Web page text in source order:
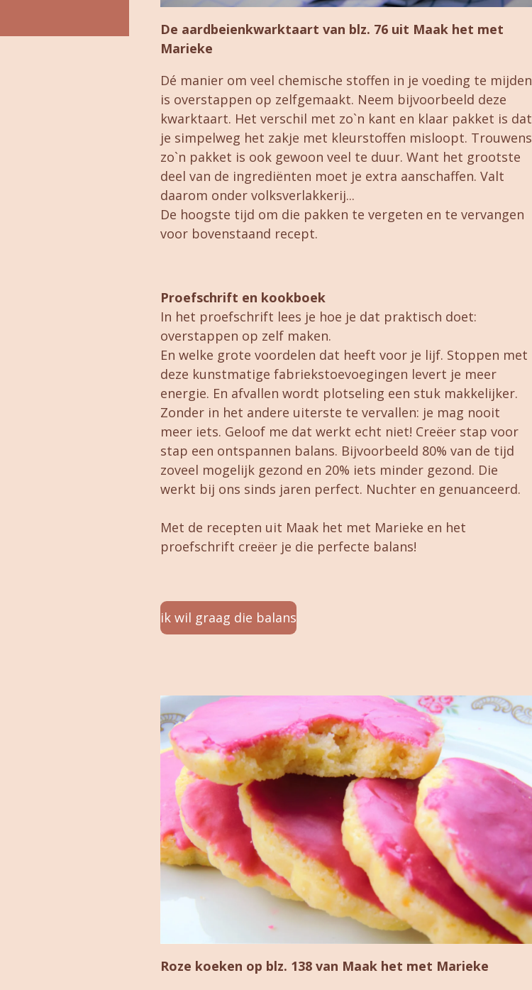
De aardbeienkwarktaart van blz. 76 uit Maak het met
Marieke
Dé manier om veel chemische stoffen in je voeding te mijden
is overstappen op zelfgemaakt. Neem bijvoorbeeld deze
kwarktaart. Het verschil met zo`n kant en klaar pakket is dat
je simpelweg het zakje met kleurstoffen misloopt. Trouwens
zo`n pakket is ook gewoon veel te duur. Want het grootste
deel van de ingrediënten moet je extra aanschaffen. Valt
daarom onder volksverlakkerij...
De hoogste tijd om die pakken te vergeten en te vervangen
voor bovenstaand recept.
Proefschrift en kookboek
In het proefschrift lees je hoe je dat praktisch doet:
overstappen op zelf maken.
En welke grote voordelen dat heeft voor je lijf. Stoppen met
deze kunstmatige fabriekstoevoegingen levert je meer
energie. En afvallen wordt plotseling een stuk makkelijker.
Zonder in het andere uiterste te vervallen: je mag nooit
meer iets. Geloof me dat werkt echt niet! Creëer stap voor
stap een ontspannen balans. Bijvoorbeeld 80% van de tijd
zoveel mogelijk gezond en 20% iets minder gezond. Die
werkt bij ons sinds jaren perfect. Nuchter en genuanceerd.
Met de recepten uit Maak het met Marieke en het
proefschrift creëerje die perfecte balans!
ik wil graag die balans
Roze koeken op blz. 138 van Maak het met Marieke